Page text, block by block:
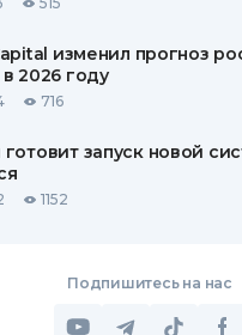
изменил прогноз
2026 году
716
запуск новой
1152
Подпишитесь на нас